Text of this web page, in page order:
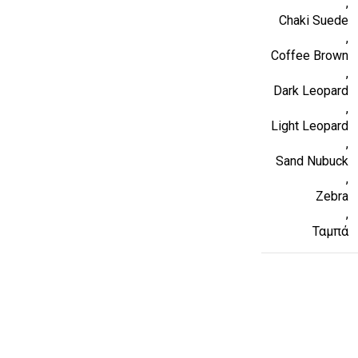
Chaki Suede
,
Coffee Brown
,
Dark Leopard
,
Light Leopard
,
Sand Nubuck
,
Zebra
,
Ταμπά